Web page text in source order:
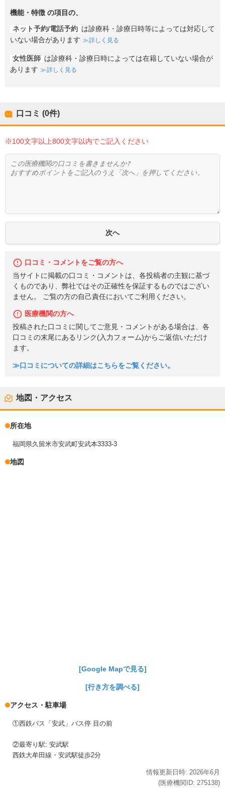
機能・特徴 の項目の、
ネット予約/電話予約 は診療科・診療日時等によっては対応して
いない場合があります
詳しく見る
女性医師 は診療科・診療日時によっては在籍していない場合が
あります
詳しく見る
口コミ (0件)
※100文字以上800文字以内でご記入ください
口コミ・コメントをご覧の方へ
当サイトに掲載の口コミ・コメントは、各投稿者の主観に基づ
くものであり、弊社ではその正確性を保証するものではござい
ません。 ご覧の方の自己責任においてご利用ください。
医療機関の方へ
投稿された口コミに関してご意見・コメントがある場合は、各
口コミの末尾にあるリンク(入力フォーム)からご返信いただけ
ます。
≫口コミについての詳細はこちらをご覧ください。
地図・アクセス
所在地
福岡県久留米市安武町安武本3333-3
地図
[Google Mapで見る]
[行き方を調べる]
アクセス・駐車場
①西鉄バス「安武」バス停 目の前
②最寄り駅: 安武駅
西鉄大牟田線・安武駅徒歩2分
情報更新日時: 2026年6月
(医療機関ID: 275138)